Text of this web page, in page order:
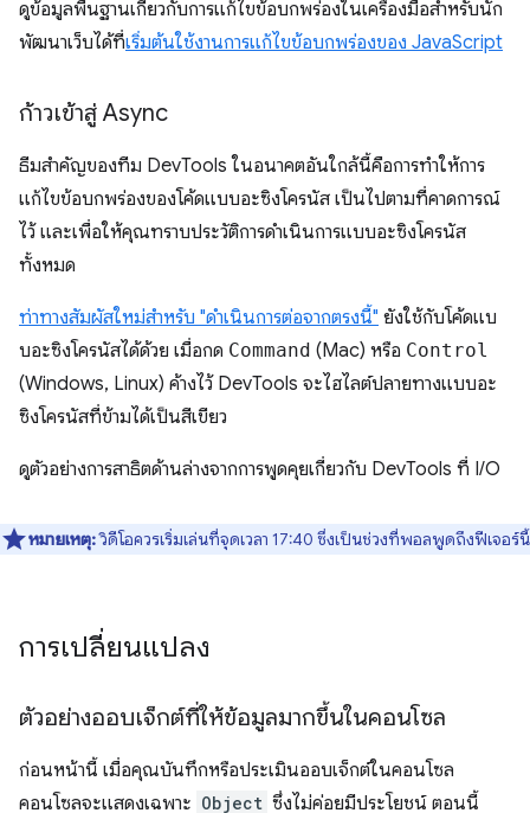
ดูข้อมูลพื้นฐานเกี่ยวกับการแก้ไขข้อบกพร่องในเครื่องมือสำหรับนัก
พัฒนาเว็บได้ที่เริ่มต้นใช้งานการแก้ไขข้อบกพร่องของ JavaScript
ก้าวเข้าสู่ Async
ธีมสำคัญของทีม DevTools ในอนาคตอันใกล้นี้คือการทำให้การ
แก้ไขข้อบกพร่องของโค้ดแบบอะซิงโครนัส เป็นไปตามที่คาดการณ์
ไว้ และเพื่อให้คุณทราบประวัติการดำเนินการแบบอะซิงโครนัส
ทั้งหมด
ท่าทางสัมผัสใหม่สำหรับ "ดำเนินการต่อจากตรงนี้" ยังใช้กับโค้ดแบ
บอะซิงโครนัสได้ด้วย เมื่อกด Command (Mac) หรือ Control
(Windows, Linux) ค้างไว้ DevTools จะไฮไลต์ปลายทางแบบอะ
ซิงโครนัสที่ข้ามได้เป็นสีเขียว
ดูตัวอย่างการสาธิตด้านล่างจากการพูดคุยเกี่ยวกับ DevTools ที่ I/O
หมายเหตุ:วิดีโอควรเริ่มเล่นที่จุดเวลา 17:40 ซึ่งเป็นช่วงที่พอลพูดถึงฟีเจอร์นี้
การเปลี่ยนแปลง
ตัวอย่างออบเจ็กต์ที่ให้ข้อมูลมากขึ้นในคอนโซล
ก่อนหน้านี้ เมื่อคุณบันทึกหรือประเมินออบเจ็กต์ในคอนโซล
คอนโซลจะแสดงเฉพาะ Object ซึ่งไม่ค่อยมีประโยชน์ ตอนนี้